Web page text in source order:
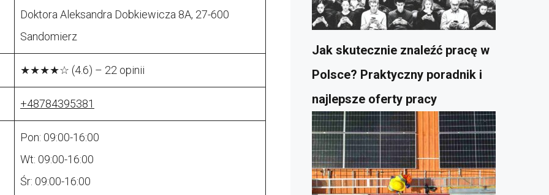
Doktora Aleksandra Dobkiewicza 8A, 27-600
Sandomierz
★★★★☆ (4.6) – 22 opinii
+48784395381
Pon: 09:00-16:00
Wt: 09:00-16:00
Śr: 09:00-16:00
Jak skutecznie znaleźć pracę w
Polsce? Praktyczny poradnik i
najlepsze oferty pracy